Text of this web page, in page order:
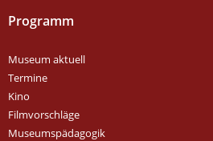
Programm
Museum aktuell
Termine
Kino
Filmvorschläge
Museumspädagogik